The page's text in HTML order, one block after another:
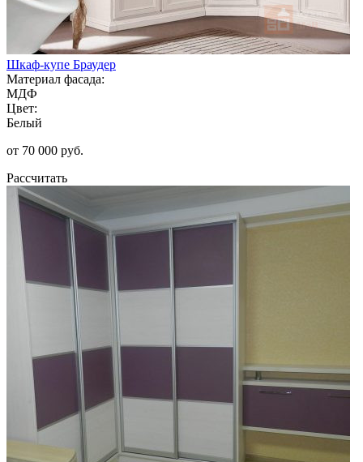
Шкаф-купе Браудер
Материал фасада:
МДФ
Цвет:
Белый
от 70 000 руб.
Рассчитать